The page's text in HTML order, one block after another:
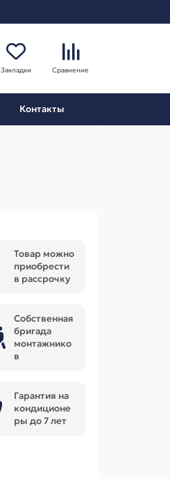
Закладки Сравнение
Контакты
Товар можно
приобрести
в рассрочку
Собственная
бригада
монтажнико
в
Гарантия на
кондиционе
ры до 7 лет